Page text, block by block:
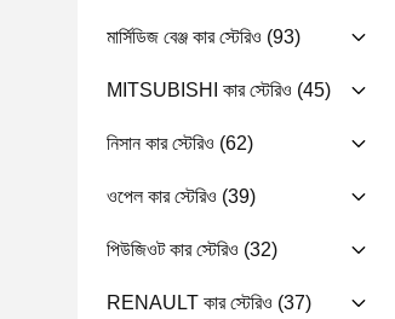
মার্সিডিজ বেঞ্জ কার স্টেরিও (93)
MITSUBISHI কার স্টেরিও (45)
নিসান কার স্টেরিও (62)
ওপেল কার স্টেরিও (39)
পিউজিওট কার স্টেরিও (32)
RENAULT কার স্টেরিও (37)